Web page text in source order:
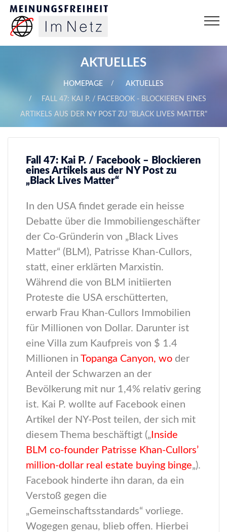
AKTUELLES
HOMEPAGE AKTUELLES
FALL 47: KAI P. / FACEBOOK - BLOCKIEREN EINES
ARTIKELS AUS DER NY POST ZU "BLACK LIVES MATTER"
Fall 47: Kai P. / Facebook – Blockieren
eines Artikels aus der NY Post zu
„Black Lives Matter“
In den USA findet gerade ein heisse
Debatte über die Immobiliengeschäfter
der Co-Gründerin von „Black Lives
Matter“ (BLM), Patrisse Khan-Cullors,
statt, einer erklärten Marxistin.
Während die von BLM initiierten
Proteste die USA erschütterten,
erwarb Frau Khan-Cullors Immobilien
für Millionen von Dollar. Darunter ist
eine Villa zum Kaufpreis von $ 1.4
Millionen in Topanga Canyon, wo der
Anteil der Schwarzen an der
Bevölkerung mit nur 1,4% relativ gering
ist. Kai P. wollte auf Facebook einen
Artikel der NY-Post teilen, der sich mit
diesem Thema beschäftigt („ Inside
BLM co-founder Patrisse Khan-Cullors’
million-dollar real estate buying binge„).
Facebook hinderte ihn daran, da ein
Verstoß gegen die
„Gemeinschaftsstandards“ vorliege.
Wogegen genau, blieb offen. Hierbei